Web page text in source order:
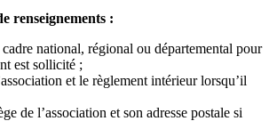
renseignements :
national, régional ou départemental pour
est sollicité ;
et le règlement intérieur lorsqu’il
de l’association et son adresse postale si